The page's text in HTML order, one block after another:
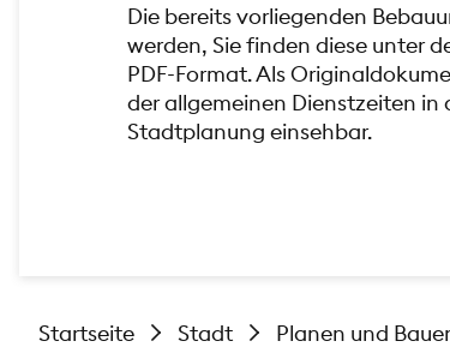
Die bereits vorliegenden
werden, Sie finden diese unter
PDF-Format. Als
der allgemeinen Dienstzeiten in
Stadtplanung einsehbar.
Startseite Stadt Planen und